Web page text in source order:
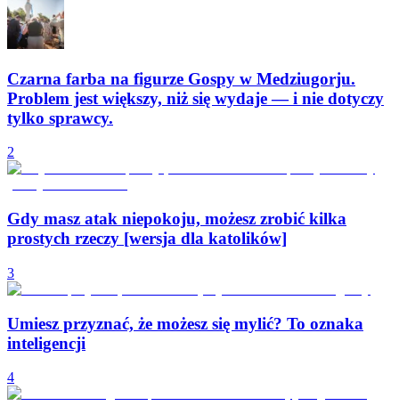
Czarna farba na figurze Gospy w Medziugorju.
Problem jest większy, niż się wydaje — i nie dotyczy
tylko sprawcy.
2
Gdy masz atak niepokoju, możesz zrobić kilka
prostych rzeczy [wersja dla katolików]
3
Umiesz przyznać, że możesz się mylić? To oznaka
inteligencji
4